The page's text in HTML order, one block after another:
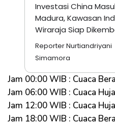
Investasi China
Madura, Kawasan
Wiraraja Siap
Reporter Nurtiandriyani
Simamora
Jam 00:00 WIB : Cuaca
Jam 06:00 WIB : Cuaca
Jam 12:00 WIB : Cuaca
Jam 18:00 WIB : Cuaca